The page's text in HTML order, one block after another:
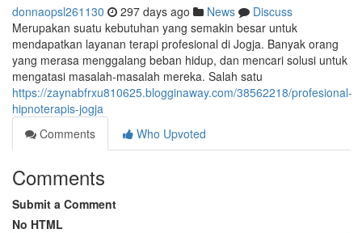
donnaopsl261130 297 days ago News
Discuss
Merupakan suatu kebutuhan yang semakin besar untuk
mendapatkan layanan terapi profesional di Jogja. Banyak orang
yang merasa menggalang beban hidup, dan mencari solusi untuk
mengatasi masalah-masalah mereka. Salah satu
https://zaynabfrxu810625.blogginaway.com/38562218/profesional-
hipnoterapis-jogja
Comments
Who Upvoted
Comments
Submit a Comment
No HTML